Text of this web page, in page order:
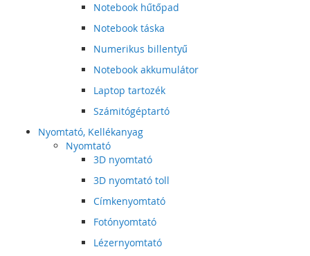
Notebook hűtőpad
Notebook táska
Numerikus billentyű
Notebook akkumulátor
Laptop tartozék
Számitógéptartó
Nyomtató, Kellékanyag
Nyomtató
3D nyomtató
3D nyomtató toll
Címkenyomtató
Fotónyomtató
Lézernyomtató